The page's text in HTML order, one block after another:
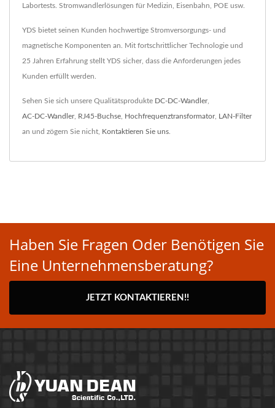
Labortests. Stromwandlerlösungen für Medizin, Eisenbahn, POE usw.
YDS bietet seinen Kunden hochwertige Stromversorgungs- und
magnetische Komponenten an. Mit fortschrittlicher Technologie und
25 Jahren Erfahrung stellt YDS sicher, dass die Anforderungen jedes
Kunden erfüllt werden.
Sehen Sie sich unsere Qualitätsprodukte DC-DC-Wandler,
AC-DC-Wandler, RJ45-Buchse Hochfrequenztransformator, LAN-Filter
an und zögern Sie nicht, Kontaktieren Sie uns
Haben Sie Fragen Oder Benötigen Sie
Eine Unternehmensberatung?
JETZT KONTAKTIEREN!!